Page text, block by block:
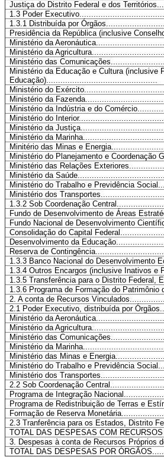
Justiça do Distrito Federal e dos
1.3 Poder
1.3.1 Distribuída por
Presidência da República (inclusive
Ministério da
Ministério da
Ministério das
Ministério da Educação e Cultura (inclusive
Educação)...............................................
Ministério do
Ministério da
Ministério da Indústria e do
Ministério do
Ministério da
Ministério da
Minitério das Minas e
Ministério do Planejamento e
Ministério das Relações
Ministério da
Ministério do Trabalho e Previdência
Ministério dos
1.3.2 Sob Coordenação
Fundo de Desenvolvimento de Áreas
Fundo Nacional de Desenvolvimento
Consolidação do Capital
Desenvolvimento da
Reserva de
1.3.3 Banco Nacional do
1.3.4 Outros Encargos (inclusive Inativos
1.3.5 Transferência para o Distrito
1.3.6 Programa de Formação do
2. A conta de Recursos
2.1 Poder Executivo, distribuída por
Ministério da
Ministério da
Ministério das
Ministério da
Ministério das Minas e
Ministério do Trabalho e Previdência
Ministério dos
2.2 Sob Coordenação
Programa de Integração
Programa de Redistribuição de Terras e
Formação de Reserva
2.3 Tranferência para os Estados, Distrito
TOTAL DAS DESPESAS COM
3. Despesas à conta de Recursos
TOTAL DAS DESPESAS POR